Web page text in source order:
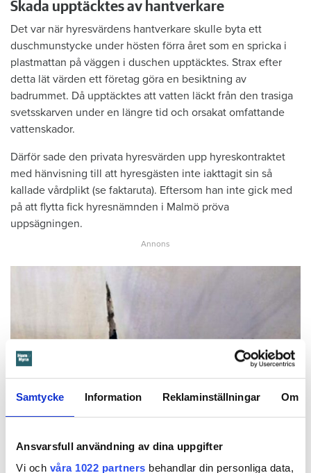
Samtycke Information Reklaminställningar Om
Ansvarsfull användning av dina uppgifter
Vi och våra 1022 partners behandlar din personliga data,
Skada upptäcktes av hantverkare
Det var när hyresvärdens hantverkare skulle byta ett
duschmunstycke under hösten förra året som en spricka i
plastmattan på väggen i duschen upptäcktes. Strax efter
detta lät värden ett företag göra en besiktning av
badrummet. Då upptäcktes att vatten läckt från den trasiga
svetsskarven under en längre tid och orsakat omfattande
vattenskador.
Därför sade den privata hyresvärden upp hyreskontraktet
med hänvisning till att hyresgästen inte iakttagit sin så
kallade vårdplikt (se faktaruta). Eftersom han inte gick med
på att flytta fick hyresnämnden i Malmö pröva
uppsägningen.
Hyresgästen borde ha upptäckt och larmat om glipan i duschväggen, menar
domstolarna.